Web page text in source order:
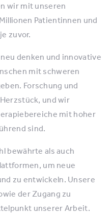
wir mit unseren
Patientinnen und
zuvor.
denken und innovative
mit schweren
Forschung und
und wir
mit hoher
sind.
bewährte als auch
um neue
zu entwickeln. Unsere
der Zugang zu
unserer Arbeit.